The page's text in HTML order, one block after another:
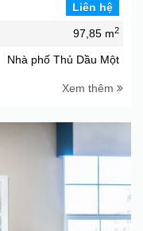
Liên hệ
97,85 m2
Nhà phố Thủ Dầu Một
Xem thêm